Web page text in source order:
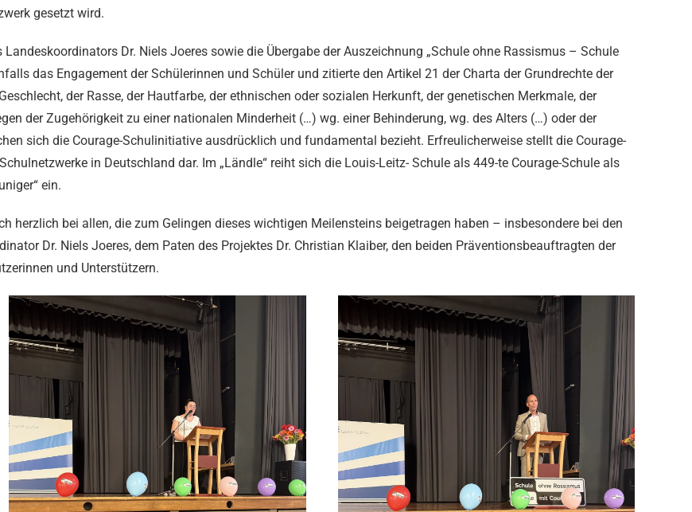
gesetzt wird.
Dr. Niels Joeres sowie die Übergabe der Auszeichnung „Schule ohne Rassismus – Schule
das Engagement der Schülerinnen und Schüler und zitierte den Artikel 21 der Charta der Grundrechte der
der Rasse, der Hautfarbe, der ethnischen oder sozialen Herkunft, der genetischen Merkmale, der
der Zugehörigkeit zu einer nationalen Minderheit (…) wg. einer Behinderung, wg. des Alters (…) oder der
sich die Courage-Schulinitiative ausdrücklich und fundamental bezieht. Erfreulicherweise stellt die Courage-
in Deutschland dar. Im „Ländle“ reiht sich die Louis-Leitz- Schule als 449-te Courage-Schule als
ein.
herzlich bei allen, die zum Gelingen dieses wichtigen Meilensteins beigetragen haben – insbesondere bei den
Dr. Niels Joeres, dem Paten des Projektes Dr. Christian Klaiber, den beiden Präventionsbeauftragten der
und Unterstützern.
vergrößern vergrößern